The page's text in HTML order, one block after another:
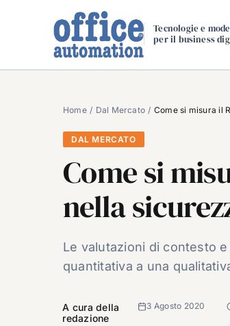
Tecnologie e
per il business
Home Dal Mercato Come si misura il
DAL MERCATO
Come si
nella
Le valutazioni di contesto
quantitativa a una
A cura della
redazione
3 Agosto 2020